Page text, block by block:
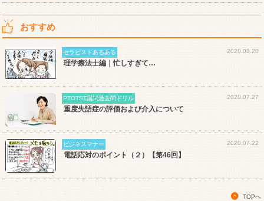
おすすめ
セラピストあるある 2020.08.20
理学療法士編｜忙しすぎて…
PTOTST国試過去問ドリル 2020.07.27
重度失語症の評価および介入について
ビジネスマナー 2020.07.22
電話応対のポイント（２）【第46回】
TOPへ